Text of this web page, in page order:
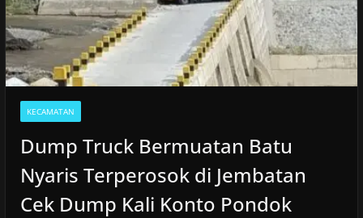
KECAMATAN
Dump Truck Bermuatan Batu
Nyaris Terperosok di Jembatan
Cek Dump Kali Konto Pondok